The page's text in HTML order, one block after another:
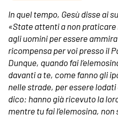
In quel tempo, Gesù disse ai
«State attenti a non
agli uomini per essere
ricompensa per voi presso il
Dunque, quando fai
davanti a te, come fanno gli
nelle strade, per essere
dico: hanno già ricevuto la
mentre tu fai l’elemosina,